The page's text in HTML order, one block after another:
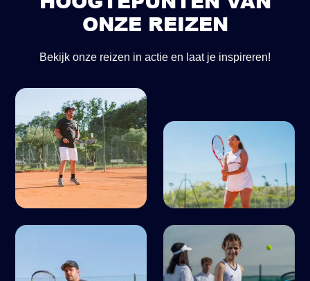
ONZE REIZEN
Bekijk onze reizen in actie en laat je inspireren!